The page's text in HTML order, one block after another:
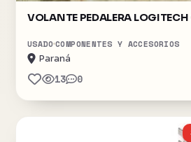
VOLANTE PEDALERA
USADO COMPONENTES Y ACCESORIOS
Paraná
13 0